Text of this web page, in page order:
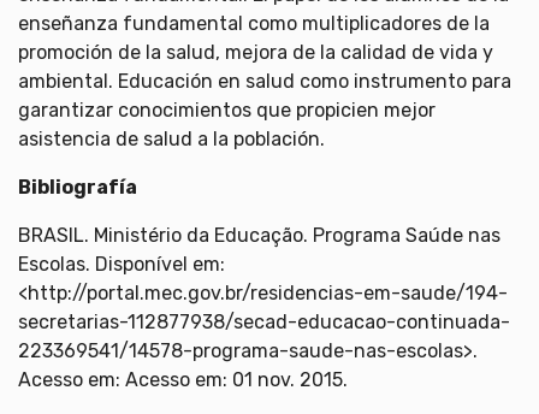
enseñanza fundamental como multiplicadores de la
promoción de la salud, mejora de la calidad de vida y
ambiental. Educación en salud como instrumento para
garantizar conocimientos que propicien mejor
asistencia de salud a la población.
Bibliografía
BRASIL. Ministério da Educação. Programa Saúde nas
Escolas. Disponível em:
<http://portal.mec.gov.br/residencias-em-saude/194-
secretarias-112877938/secad-educacao-continuada-
223369541/14578-programa-saude-nas-escolas>.
Acesso em: Acesso em: 01 nov. 2015.